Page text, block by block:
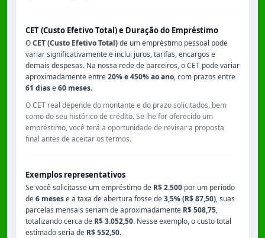
CET (Custo Efetivo Total) e Duração do Empréstimo
OCET (Custo Efetivo Total)de um empréstimo pessoal pode
variar significativamente e inclui juros, tarifas, encargos e
demais despesas. Na nossa rede de parceiros, o CET pode variar
aproximadamente entre20% e 450% ao ano, com prazos entre
61 diase60 meses.
O CET real depende do montante e do prazo solicitados, bem
como do seu histórico de crédito. Se lhe for oferecido um
empréstimo, você terá a oportunidade de revisar a proposta
final antes de aceitar os termos.
Exemplos representativos
Se você solicitasse um empréstimo de R$ 2.500 por um período
de6 mesese a taxa de abertura fosse de3,5% (R$ 87,50), suas
parcelas mensais seriam de aproximadamente R$ 508,75,
totalizando cerca de R$ 3.052,50. Nesse exemplo, o custo total
estimado seria de R$ 552,50.